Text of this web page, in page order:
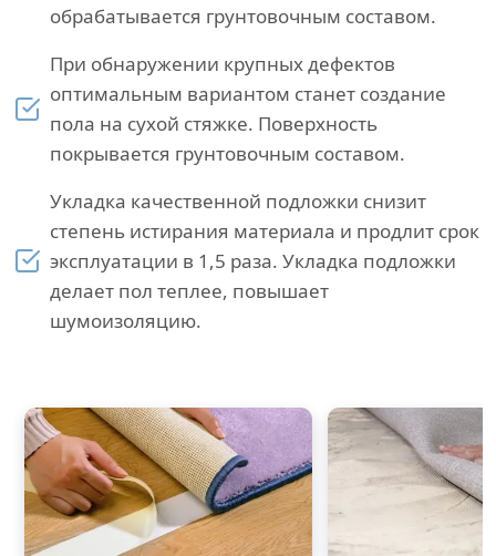
обрабатывается грунтовочным составом.
При обнаружении крупных дефектов
оптимальным вариантом станет создание
пола на сухой стяжке. Поверхность
покрывается грунтовочным составом.
Укладка качественной подложки снизит
степень истирания материала и продлит срок
эксплуатации в 1,5 раза. Укладка подложки
делает пол теплее, повышает
шумоизоляцию.